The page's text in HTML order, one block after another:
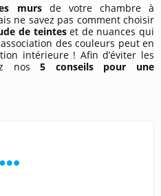
mursde votre chambre à
ne savez pas comment choisir
de teinteset de nuances qui
des couleurs peut en
intérieure ! Afin d’éviter les
nos 5 conseils pour une